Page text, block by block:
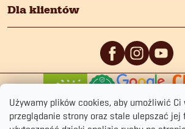
Używamy plików cookies, aby umożliwić Ci
przeglądanie strony oraz stale ulepszać jej
Dla klientów